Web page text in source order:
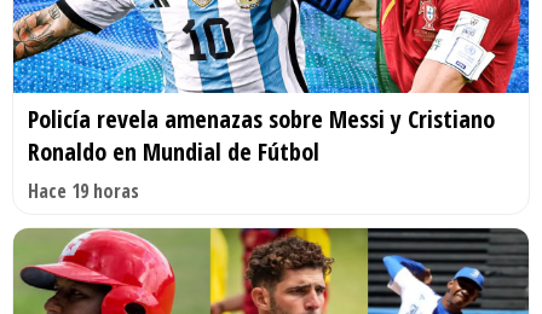
Policía revela amenazas sobre Messi y Cristiano
Ronaldo en Mundial de Fútbol
Hace 19 horas